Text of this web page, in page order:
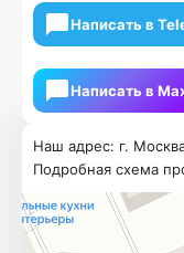
Наш адрес: г.
Подробная схема
Написать в
Написать в